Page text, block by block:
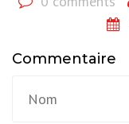
Commentaire